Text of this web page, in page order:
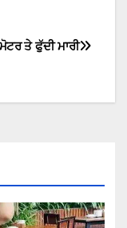
ਤੇ ਫੁੱਦੀ ਮਾਰੀ